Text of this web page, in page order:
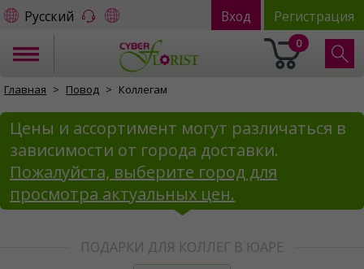
Русский Вход Регистрация
0
Главная Повод Коллегам
Цены и ассортимент могут различаться в
зависимости от города доставки.
Пожалуйста, выберите город для
просмотра актуальных цен.
ПОДАРКИ ДЛЯ КОЛЛЕГ В ЮАРЕ